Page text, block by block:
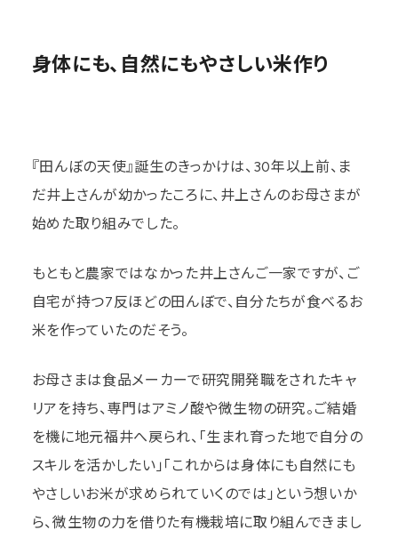
身体にも、自然にもやさしい米作り
『田んぼの天使』誕生のきっかけは、30年以上前、ま
だ井上さんが幼かったころに、井上さんのお母さまが
始めた取り組みでした。
もともと農家ではなかった井上さんご一家ですが、ご
自宅が持つ7反ほどの田んぼで、自分たちが食べるお
米を作っていたのだそう。
お母さまは食品メーカーで研究開発職をされたキャ
リアを持ち、専門はアミノ酸や微生物の研究。ご結婚
を機に地元福井へ戻られ、「生まれ育った地で自分の
スキルを活かしたい」「これからは身体にも自然にも
やさしいお米が求められていくのでは」という想いか
ら、微生物の力を借りた有機栽培に取り組んできまし